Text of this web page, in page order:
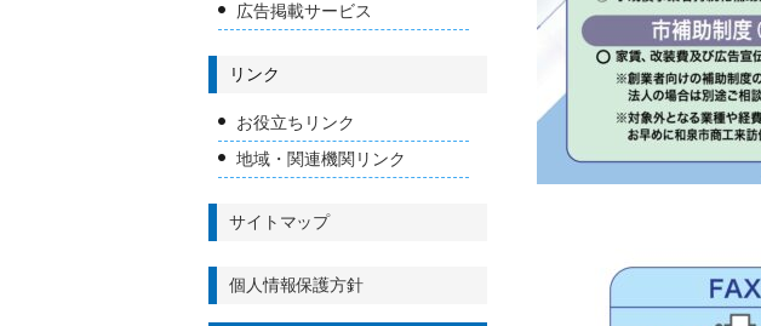
広告掲載サービス
リンク
お役立ちリンク
地域・関連機関リンク
サイトマップ
個人情報保護方針